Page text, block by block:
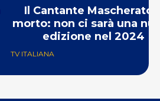
Il Cantante Mascherato è
morto: non ci sarà una
edizione nel 2024
TV ITALIANA